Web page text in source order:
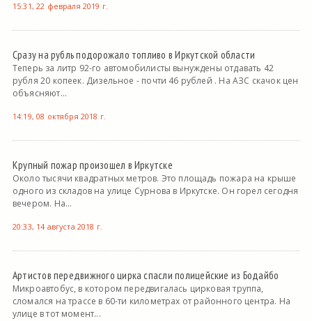
15:31, 22 февраля 2019 г.
Сразу на рубль подорожало топливо в Иркутской области
Теперь за литр 92-го автомобилисты вынуждены отдавать 42
рубля 20 копеек. Дизельное - почти 46 рублей . На АЗС скачок цен
объясняют...
14:19, 08 октября 2018 г.
Крупный пожар произошел в Иркутске
Около тысячи квадратных метров. Это площадь пожара на крыше
одного из складов на улице Сурнова в Иркутске. Он горел сегодня
вечером. На...
20:33, 14 августа 2018 г.
Артистов передвижного цирка спасли полицейские из Бодайбо
Микроавтобус, в котором передвигалась цирковая труппа,
сломался на трассе в 60-ти километрах от районного центра. На
улице в тот момент...